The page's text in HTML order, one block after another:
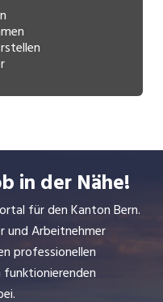
in der Nähe!
für den Kanton Bern.
und Arbeitnehmer
professionellen
funktionierenden